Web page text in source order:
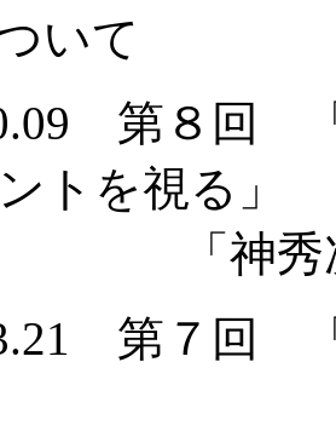
いて
第８回
トを視る」
秀次郎ス
第７回